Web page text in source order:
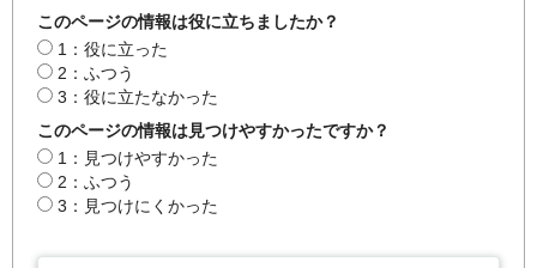
このページの情報は役に立ちましたか？
1：役に立った
2：ふつう
3：役に立たなかった
このページの情報は見つけやすかったですか？
1：見つけやすかった
2：ふつう
3：見つけにくかった